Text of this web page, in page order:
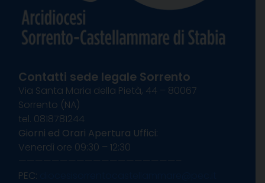
Contatti sede legale Sorrento
Via Santa Maria della Pietà, 44 – 80067
Sorrento (NA)
tel. 0818781244
Giorni ed Orari Apertura Uffici:
Venerdì ore 09:30 – 12:30
———————————————————–
PEC: